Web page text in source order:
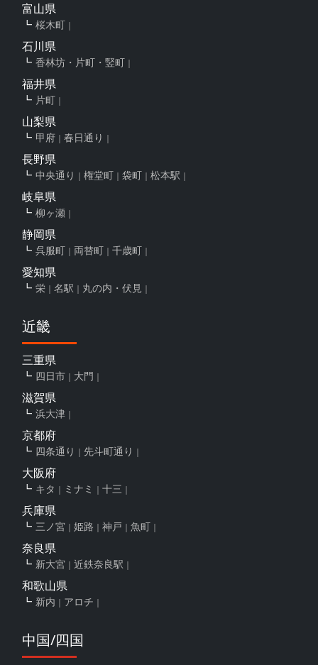
富山県
桜木町
石川県
香林坊・片町・竪町
福井県
片町
山梨県
甲府 春日通り
長野県
中央通り 権堂町 袋町 松本駅
岐阜県
柳ヶ瀬
静岡県
呉服町 両替町 千歳町
愛知県
栄 名駅 丸の内・伏見
近畿
三重県
四日市 大門
滋賀県
浜大津
京都府
四条通り 先斗町通り
大阪府
キタ ミナミ 十三
兵庫県
三ノ宮 姫路 神戸 魚町
奈良県
新大宮 近鉄奈良駅
和歌山県
新内 アロチ
中国/四国